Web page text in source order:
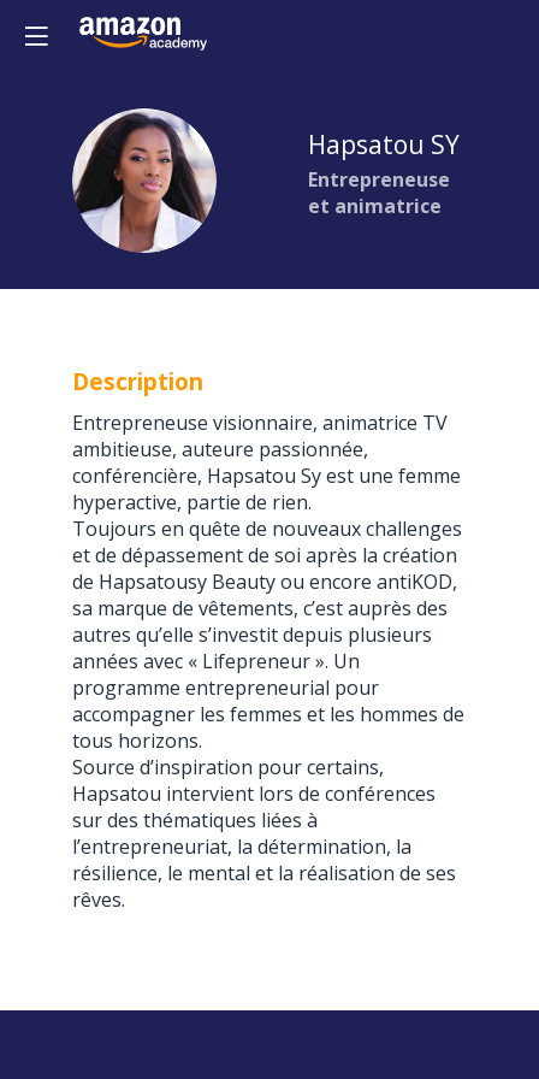
HS
Hapsatou SY
Entrepreneuse
et animatrice
Description
Entrepreneuse visionnaire, animatrice TV
ambitieuse, auteure passionnée,
conférencière, Hapsatou Sy est une femme
hyperactive, partie de rien.
Toujours en quête de nouveaux challenges
et de dépassement de soi après la création
de Hapsatousy Beauty ou encore antiKOD,
sa marque de vêtements, c’est auprès des
autres qu’elle s’investit depuis plusieurs
années avec « Lifepreneur ». Un
programme entrepreneurial pour
accompagner les femmes et les hommes de
tous horizons.
Source d’inspiration pour certains,
Hapsatou intervient lors de conférences
sur des thématiques liées à
l’entrepreneuriat, la détermination, la
résilience, le mental et la réalisation de ses
rêves.